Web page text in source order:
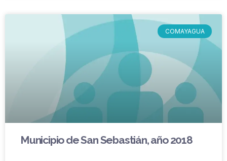
COMAYAGUA
Municipio de San Sebastián, año 2018